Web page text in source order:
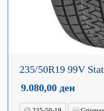
235/50R19 99V
9.080,00 ден